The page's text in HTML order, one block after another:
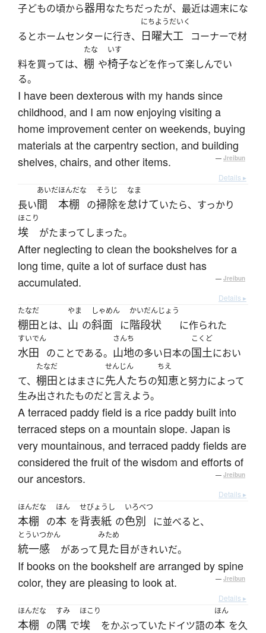
子どもの頃から器用なたちだったが、最近は週末にな
るとホームセンターに行き、
にちようだいく
日曜大工 コーナーで材
料を買っては、
たな
棚 や
いす
椅子などを作って楽しんでい
る。
I have been dexterous with my hands since
childhood, and I am now enjoying visiting a
home improvement center on weekends, buying
materials at the carpentry section, and building
shelves, chairs, and other items.
— Jreibun
Details ▸
長い
あいだ
間
ほんだな
本棚 の
そうじ
掃除を
なま
怠けていたら、すっかり
ほこり
埃 がたまってしまった。
After neglecting to clean the bookshelves for a
long time, quite a lot of surface dust has
accumulated.
— Jreibun
Details ▸
たなだ
棚田とは、
やま
山 の
しゃめん
斜面 に
かいだんじょう
階段状 に作られた
すいでん
水田 のことである。
さんち
山地の多い日本の
こくど
国土におい
て、
たなだ
棚田とはまさに
せんじん
先人たちの
ちえ
知恵と努力によって
生み出されたものだと言えよう。
A terraced paddy field is a rice paddy built into
terraced steps on a mountain slope. Japan is
very mountainous, and terraced paddy fields are
considered the fruit of the wisdom and efforts of
our ancestors.
— Jreibun
Details ▸
ほんだな
本棚 の
ほん
本 を
せびょうし
背表紙 の
いろべつ
色別 に並べると、
とういつかん
統一感 があって
みため
見た目がきれいだ。
If books on the bookshelf are arranged by spine
color, they are pleasing to look at.
— Jreibun
Details ▸
ほんだな
本棚 の
すみ
隅 で
ほこり
埃 をかぶっていたドイツ語の
ほん
本 を久